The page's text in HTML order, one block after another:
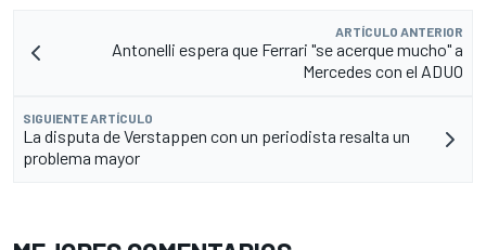
ARTÍCULO ANTERIOR
Antonelli espera que Ferrari "se acerque mucho" a
Mercedes con el ADUO
SIGUIENTE ARTÍCULO
La disputa de Verstappen con un periodista resalta un
problema mayor